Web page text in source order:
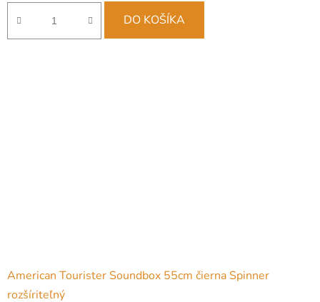
DO KOŠÍKA
American Tourister Soundbox 55cm čierna Spinner
rozšíriteľný